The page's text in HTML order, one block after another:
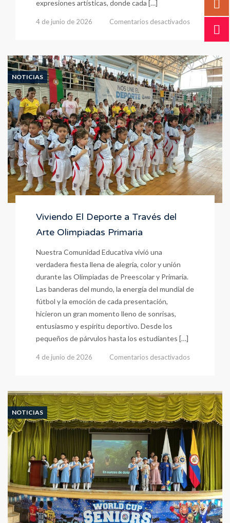
expresiones artísticas, donde cada […]
4 de junio de 2026 Comentarios desactivados
Presentación
Bachillerato
NOTICIAS
Viviendo El Deporte a Través del
Arte Olimpiadas Primaria
Nuestra Comunidad Educativa vivió una
verdadera fiesta llena de alegría, color y unión
durante las Olimpiadas de Preescolar y Primaria.
Las banderas del mundo, la energía del mundial de
fútbol y la emoción de cada presentación,
hicieron un gran momento lleno de sonrisas,
entusiasmo y espíritu deportivo. Desde los
pequeños de párvulos hasta los estudiantes […]
4 de junio de 2026 Comentarios desactivados
a
Través
del
Arte
Olimpiadas
Primaria
NOTICIAS